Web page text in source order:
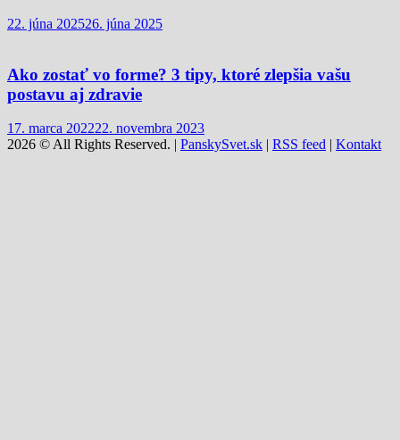
22. júna 202526. júna 2025
Ako zostať vo forme? 3 tipy, ktoré zlepšia vašu
postavu aj zdravie
17. marca 202222. novembra 2023
2026 © All Rights Reserved. | PanskySvet.sk | RSS feed | Kontakt